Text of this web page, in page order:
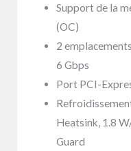
Support de la
(OC)
2
6 Gbps
Port PCI-
Heatsink, 1.8
Guard